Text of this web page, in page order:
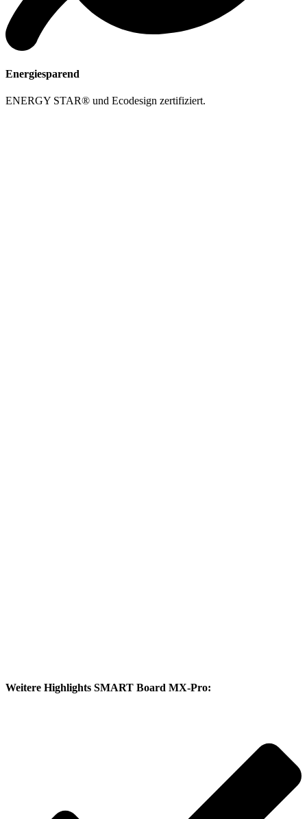
Energiesparend
ENERGY STAR® und Ecodesign zertifiziert.
Weitere Highlights SMART Board MX-Pro: